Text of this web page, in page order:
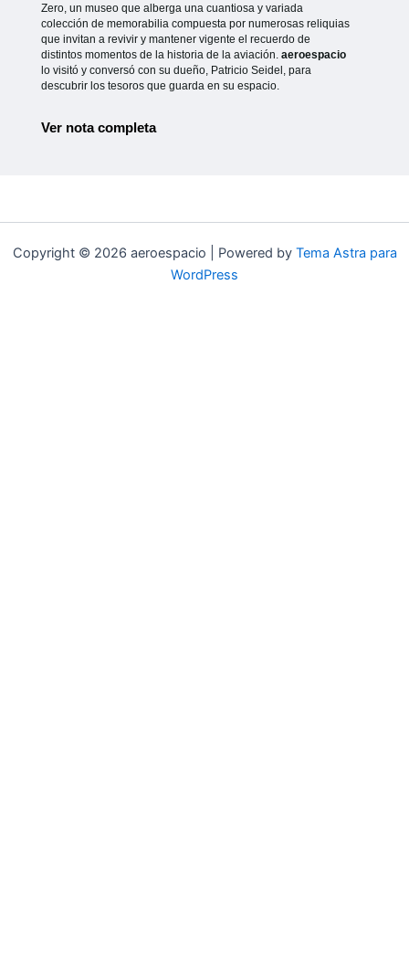
Zero, un museo que alberga una cuantiosa y variada
colección de memorabilia compuesta por numerosas reliquias
que invitan a revivir y mantener vigente el recuerdo de
distintos momentos de la historia de la aviación. aeroespacio
lo visitó y conversó con su dueño, Patricio Seidel, para
descubrir los tesoros que guarda en su espacio.
Ver nota completa
Copyright © 2026 aeroespacio | Powered by Tema Astra para
WordPress